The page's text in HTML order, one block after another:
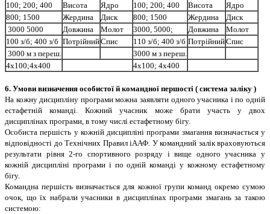
100; 200; 400
Висота Ядро 100; 200; 400 Висота
Ядро
800; 1500
Жердина Диск 800; 1500 Жердина
Диск
3000 5000
Довжина Молот 3000, 5000; Довжина
Молот
100 з/б; 400 з/б ПотрiйнийСпис 110 з/б; 400 з/б ПотрiйнийСпис
3000 м з переш.
3000 м з переш.
4х100;4х400
4х100; 4х400
6. Умови визначення особистої й командної першостi ( система залiку )
На кожну дисциплiну програми можна заявляти одного учасника i по однiй
естафетнiй командi. Кожний учасник може брати участь у двох
дисциплiнах програми, в тому числi естафетному бiгу.
Особиста першiсть у кожнiй дисциплiнi програми змагання визначається у
вiдповiдностi до Технiчних Правил iААФ. У командний залiк враховуються
результати рiвня 2-го спортивного розряду i вище одного учасника у
кожнiй дисциплiнi програми i по однiй командi у кожному естафетному
бiгу.
Командна першiсть визначається для кожної групи команд окремо сумою
очок, що їх набрали учасники в дисциплiнах програми змагань за такою
системою: